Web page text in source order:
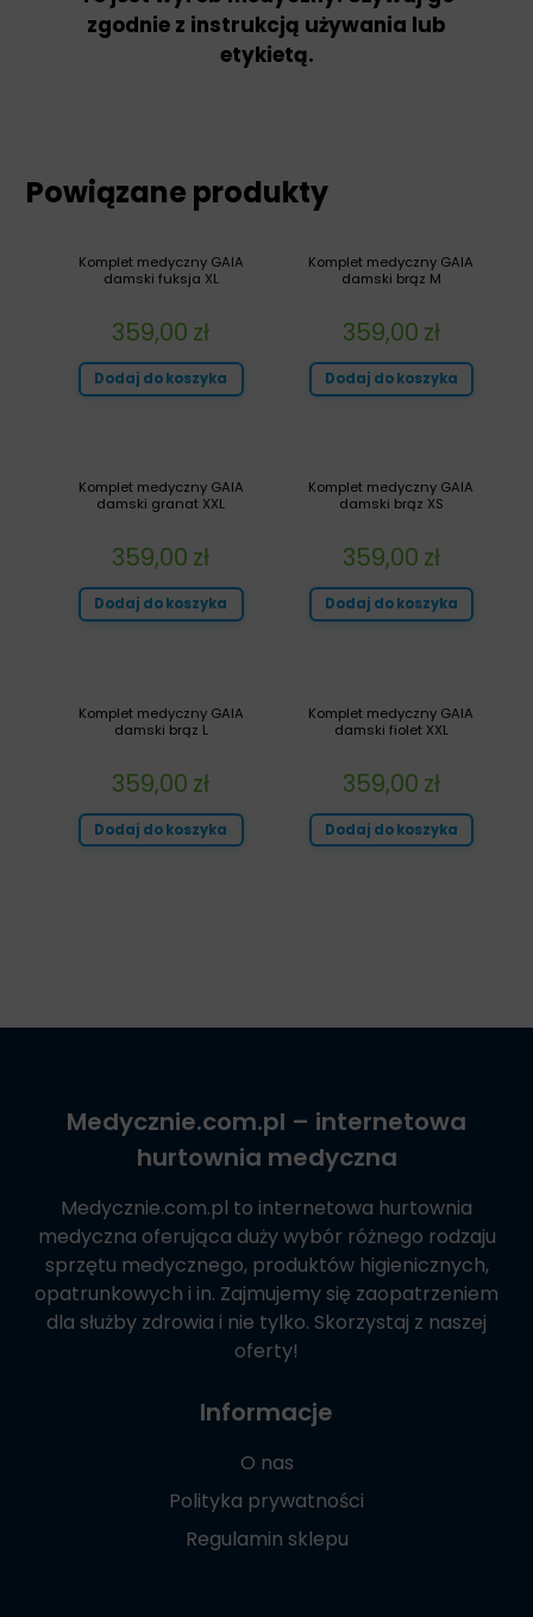
zgodnie z instrukcją używania lub
etykietą.
Powiązane produkty
Komplet medyczny GAIA
damski brąz M
359,00 zł
Dodaj do koszyka
Komplet medyczny GAIA
damski fuksja XL
359,00 zł
Dodaj do koszyka
Komplet medyczny GAIA
damski brąz XS
359,00 zł
Dodaj do koszyka
Komplet medyczny GAIA
damski granat XXL
359,00 zł
Dodaj do koszyka
Komplet medyczny GAIA
damski fiolet XXL
359,00 zł
Dodaj do koszyka
Komplet medyczny GAIA
damski brąz L
359,00 zł
Dodaj do koszyka
Medycznie.com.pl – internetowa
hurtownia medyczna
Medycznie.com.pl to internetowa hurtownia
medyczna oferująca duży wybór różnego rodzaju
sprzętu medycznego, produktów higienicznych,
opatrunkowych i in. Zajmujemy się zaopatrzeniem
dla służby zdrowia i nie tylko. Skorzystaj z naszej
oferty!
Informacje
O nas
Polityka prywatności
Regulamin sklepu